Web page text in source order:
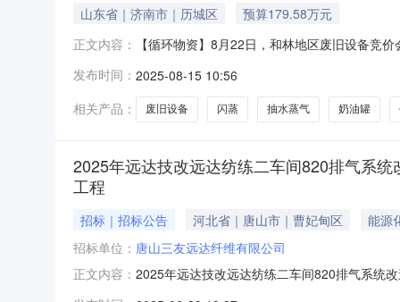
山东省｜济南市｜历城区
预算179.58万元
正文内容：
【循环物资】8月22日，和林地区废旧设备竞
片见竞拍页面04特别说明设备图片只做为参考
发布时间： 2025-08-15 10:56
相关产品：
废旧设备 闪蒸 抽水蒸气 奶油罐
2025年远达技改远达纺练二车间820排气系
工程
招标｜招标公告 河北省｜唐山市｜曹妃甸区
能源
招标单位： 唐山三友远达纤维有限公司
正文内容： 2025年远达技改远达纺练二车间820排气系统